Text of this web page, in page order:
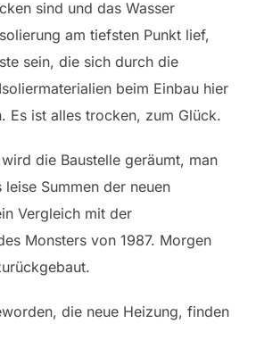
sind und das Wasser
am tiefsten Punkt lief,
sein, die sich durch die
beim Einbau hier
Es ist alles trocken, zum Glück.
die Baustelle geräumt, man
Summen der neuen
Vergleich mit der
Monsters von 1987. Morgen
die neue Heizung, finden